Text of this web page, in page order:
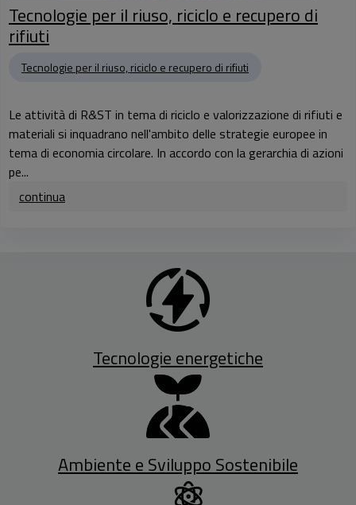
Tecnologie per il riuso, riciclo e recupero di
rifiuti
Tecnologie per il riuso, riciclo e recupero di rifiuti
Le attività di R&ST in tema di riciclo e valorizzazione di rifiuti e
materiali si inquadrano nell'ambito delle strategie europee in
tema di economia circolare. In accordo con la gerarchia di azioni
pe...
continua
Tecnologie energetiche
Ambiente e Sviluppo Sostenibile